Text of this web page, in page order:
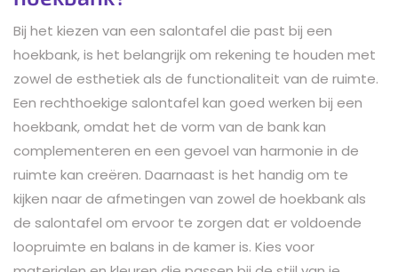
Bij het kiezen van een salontafel die past bij een
hoekbank, is het belangrijk om rekening te houden met
zowel de esthetiek als de functionaliteit van de ruimte.
Een rechthoekige salontafel kan goed werken bij een
hoekbank, omdat het de vorm van de bank kan
complementeren en een gevoel van harmonie in de
ruimte kan creëren. Daarnaast is het handig om te
kijken naar de afmetingen van zowel de hoekbank als
de salontafel om ervoor te zorgen dat er voldoende
loopruimte en balans in de kamer is. Kies voor